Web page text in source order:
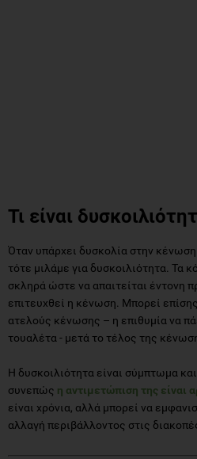
Τι είναι
Όταν υπάρχει δυσκολία στην
τότε μιλάμε για δυσκοιλιότητα. Τα
σκληρά ώστε να απαιτείται έντονη
επιτευχθεί η κένωση. Μπορεί
ατελούς κένωσης – η επιθυμία να
τουαλέτα - μετά το τέλος της
Η δυσκοιλιότητα είναι σύμπτωμα
συνεπώς η αντιμετώπιση της είναι
είναι χρόνια, αλλά μπορεί να
αλλαγή περιβάλλοντος στις